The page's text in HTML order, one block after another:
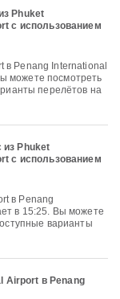
Phuket
с использованием
можете посмотреть
перелётов на
из Phuket
с использованием
в 15:25. Вы можете
варианты
Airport в Penang